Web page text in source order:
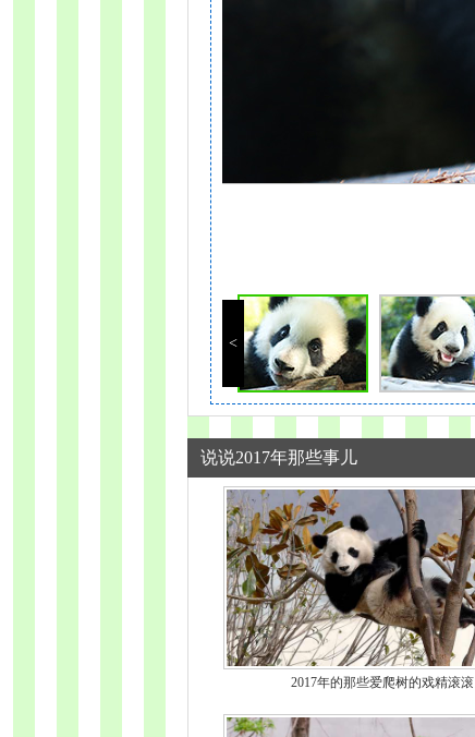
>
说说2017年那些事儿
2017年的那些爱爬树的戏精滚滚